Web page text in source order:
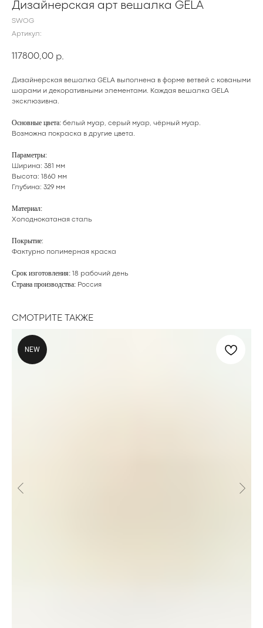
Дизайнерская арт вешалка GELA
SWOG
Артикул:
117800,00 р.
Дизайнерская вешалка GELA выполнена в форме ветвей с коваными
шарами и декоративными элементами. Каждая вешалка GELA
эксклюзивна.
Основные цвета: белый муар, серый муар, чёрный муар.
Возможна покраска в другие цвета .
Параметры:
Ширина: 381 мм
Высота: 1860 мм
Глубина: 329 мм
Материал:
Холоднокатаная сталь
Покрытие:
Фактурно полимерная краска
Срок изготовления: 18 рабочий день
Страна производства: Россия
СМОТРИТЕ ТАКЖЕ
NEW